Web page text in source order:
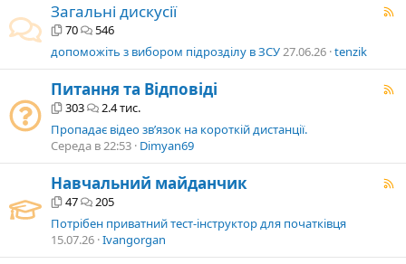
Загальні дискусії
70
546
допоможіть з вибором підрозділу в ЗСУ27.06.26 tenzik
Питання та Відповіді
303
2.4 тис.
Пропадає відео звʼязок на короткій дистанції.
Середа в 22:53 Dimyan69
Навчальний майданчик
47
205
Потрібен приватний тест-інструктор для початківця
15.07.26 Ivangorgan